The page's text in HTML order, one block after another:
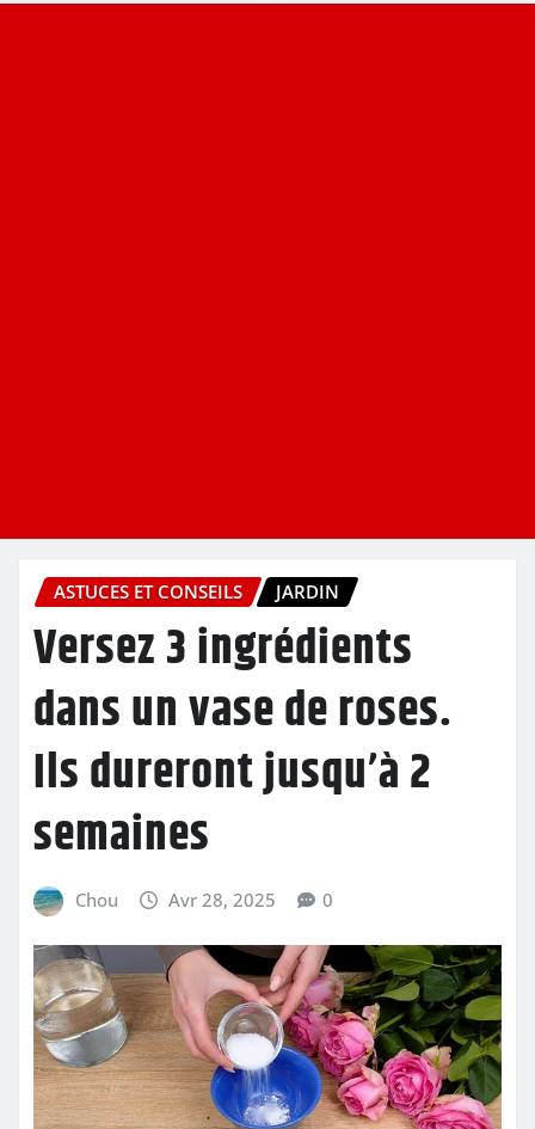
ASTUCES ET CONSEILS JARDIN
Versez 3 ingrédients
dans un vase de roses.
Ils dureront jusqu’à 2
semaines
Chou Avr 28, 2025 0